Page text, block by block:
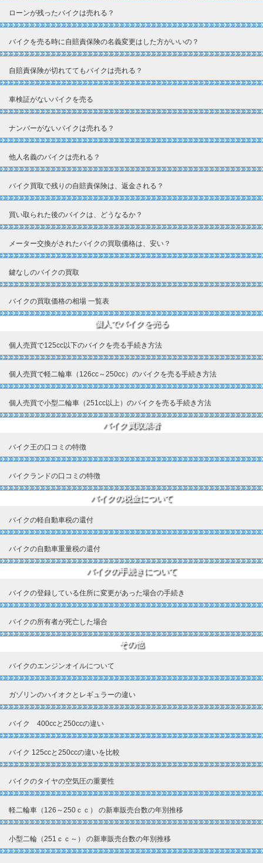
ローンが残ったバイクは売れる？
バイクを売る時に自賠責保険の名義変更はした方がいいの？
自賠責保険が切れててもバイクは売れる？
車検証がないバイクを売る
ナンバーがないバイクは売れる？
他人名義のバイクは売れる？
バイク買取で残りの自賠責保険は、返金される？
買い取られた後のバイクは、どうなるか？
メーター交換がされたバイクの買取価格は、安い？
鍵なしのバイクの買取
バイクの買取価格の相場 一覧表
個人でバイクを売る
個人売買で125cc以下のバイクを売る手続き方法
個人売買で軽二輪車（126cc～250cc）のバイクを売る手続き方法
個人売買で小型二輪車（251cc以上）のバイクを売る手続き方法
バイク買取業者
バイク王の口コミの特徴
バイクランドの口コミの特徴
バイクの税金について
バイクの軽自動車税の還付
バイクの自動車重量税の還付
バイクの手続きについて
バイクの登録している住所に変更があった場合の手続き
バイクの所有者が死亡した場合
その他
バイクのエンジンオイルについて
ガゾリンのハイオクとレギュラーの違い
バイク 400ccと250ccの違い
バイク 125ccと250ccの違いを比較
バイクのタイヤの空気圧の重要性
軽二輪車（126～250ｃｃ） の新車販売台数の年別推移
小型二輪（251ｃｃ～） の新車販売台数の年別推移